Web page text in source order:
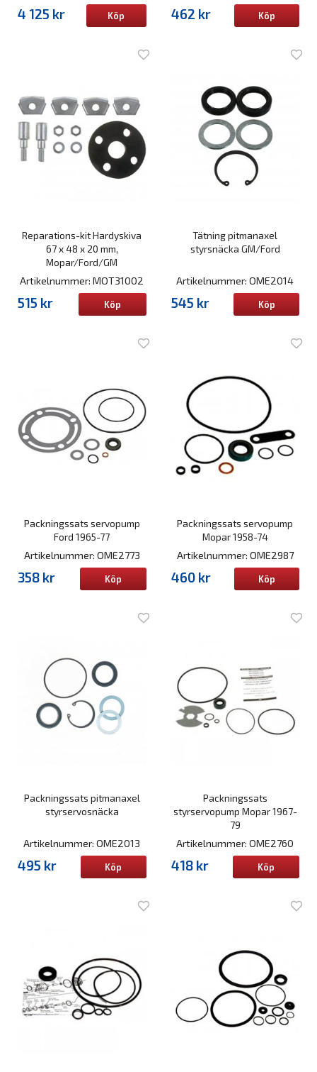
4 125 kr Köp 462 kr Köp
Reparations-kit Hardyskiva
67 x 48 x 20 mm,
Mopar/Ford/GM
Artikelnummer: MOT31002
515 kr Köp
Tätning pitmanaxel
styrsnäcka GM/Ford
Artikelnummer: OME2014
545 kr Köp
Packningssats servopump
Ford 1965-77
Artikelnummer: OME2773
358 kr Köp
Packningssats servopump
Mopar 1958-74
Artikelnummer: OME2987
460 kr Köp
Packningssats pitmanaxel
styrservosnäcka
Artikelnummer: OME2013
495 kr Köp
Packningssats
styrservopump Mopar 1967-
79
Artikelnummer: OME2760
418 kr Köp